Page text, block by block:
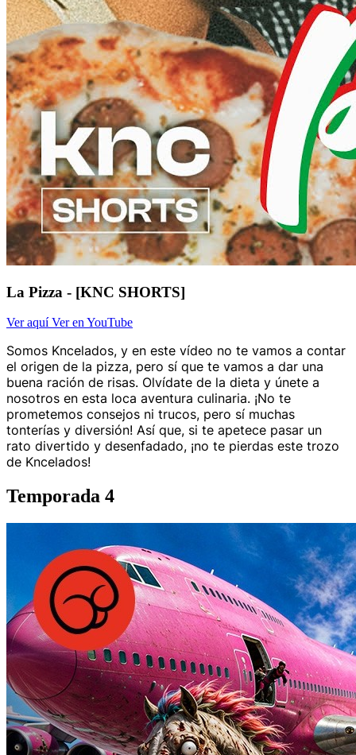
La Pizza - [KNC SHORTS]
Ver aquíVer en YouTube
Somos Kncelados, y en este vídeo no te vamos a contar
el origen de la pizza, pero sí que te vamos a dar una
buena ración de risas. Olvídate de la dieta y únete a
nosotros en esta loca aventura culinaria. ¡No te
prometemos consejos ni trucos, pero sí muchas
tonterías y diversión! Así que, si te apetece pasar un
rato divertido y desenfadado, ¡no te pierdas este trozo
de Kncelados!
Temporada 4